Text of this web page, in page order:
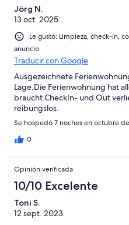
Jörg N.
13 oct. 2025
Le gustó: Limpieza, check-in,
anuncio
Traducir con Google
Ausgezeichnete
Lage.Die Ferienwohnung hat
braucht.CheckIn- und Out
reibungslos.
Se hospedó 7 noches en octubre
0
Opinión verificada
10/10 Excelente
Toni S.
12 sept. 2023